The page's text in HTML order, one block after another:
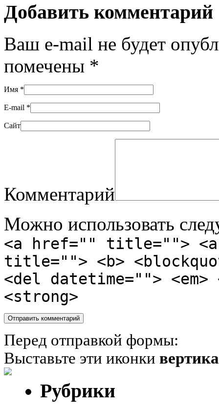
Добавить комментарий
Ваш e-mail не будет
помечены *
Имя *
E-mail *
Сайт
Комментарий
Можно использовать
<a href="" title="">
title=""> <b>
<del datetime="">
<strong>
Перед отправкой формы:
Выставьте эти иконки
Рубрики